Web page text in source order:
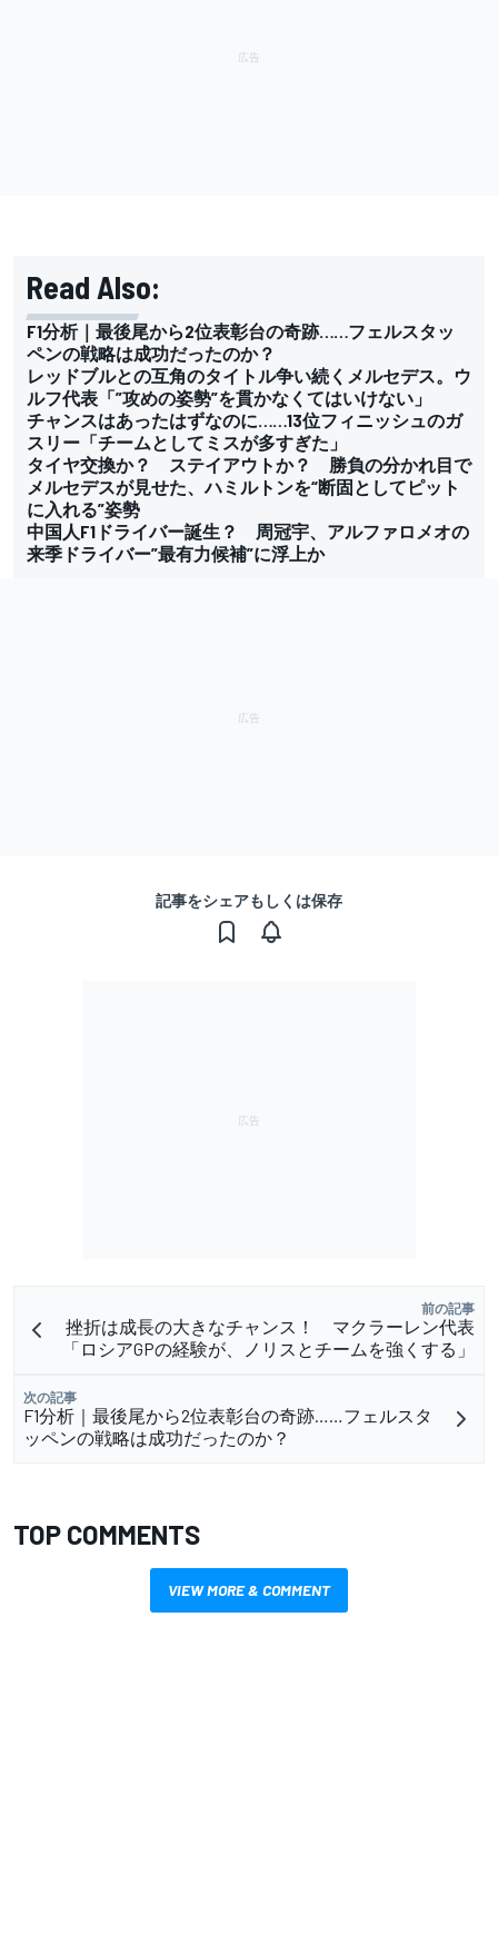
Read Also:
F1分析｜最後尾から2位表彰台の奇跡……フェルスタッ
ペンの戦略は成功だったのか？
レッドブルとの互角のタイトル争い続くメルセデス。ウ
ルフ代表「”攻めの姿勢”を貫かなくてはいけない」
チャンスはあったはずなのに……13位フィニッシュのガ
スリー「チームとしてミスが多すぎた」
タイヤ交換か？ ステイアウトか？ 勝負の分かれ目で
メルセデスが見せた、ハミルトンを“断固としてピット
に入れる”姿勢
中国人F1ドライバー誕生？ 周冠宇、アルファロメオの
来季ドライバー”最有力候補”に浮上か
記事をシェアもしくは保存
前の記事
挫折は成長の大きなチャンス！ マクラーレン代表
「ロシアGPの経験が、ノリスとチームを強くする」
次の記事
F1分析｜最後尾から2位表彰台の奇跡……フェルスタ
ッペンの戦略は成功だったのか？
TOP COMMENTS
VIEW MORE & COMMENT